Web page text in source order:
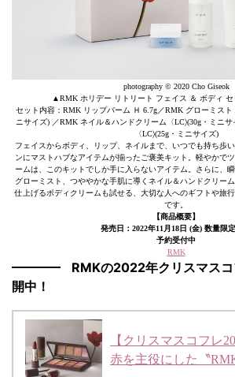
photography © 2020 Cho Giseok
▲RMK ホリデー リトリート フェイス ＆ ボディ セ
セット内容：RMK リップバーム Ｈ 6.7g／RMK グローミスト
ニサイズ) ／RMK ネイル＆ハンドクリーム〈LC〉(30g・ミニ
〈LC〉(25g・ミニサイズ)
フェイスからボディ、リップ、ネイルまで、いつでも持ち歩
ンにマストハブなアイテムが揃ったご褒美キット。軽やかで
ームは、このキットでしか手に入らないアイテム。さらに、
グローミスト、つややかな手肌に導くネイル＆ハンドクリー
仕上げるボディクリームも試せる、大切な人へのギフトや旅
です。
【商品概要】
発売日：2022年11月18日 (金) 数量限
予約受付中
RMK
RMKの2022年クリスマス
開中！
【クリスマスコフレ
赤を主役にした〝